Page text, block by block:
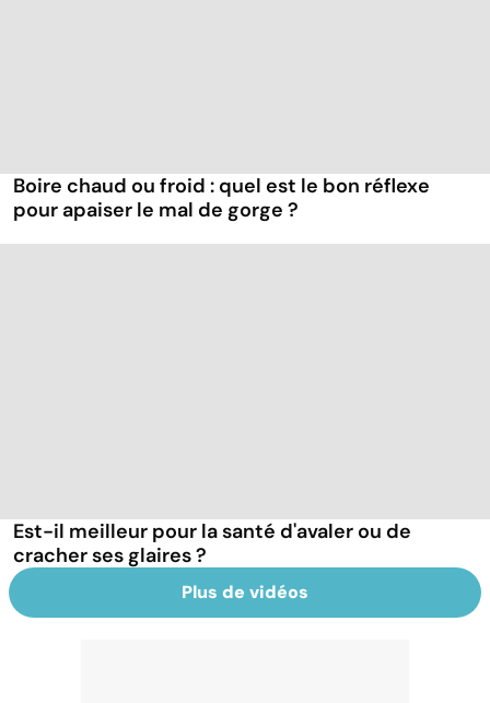
Boire chaud ou froid : quel est le bon réflexe
pour apaiser le mal de gorge ?
Est-il meilleur pour la santé d'avaler ou de
cracher ses glaires ?
Plus de vidéos